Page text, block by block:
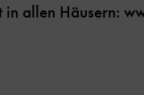
allen Häusern: